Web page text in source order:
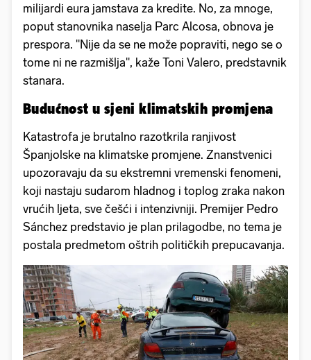
milijardi eura jamstava za kredite. No, za mnoge,
poput stanovnika naselja Parc Alcosa, obnova je
prespora. "Nije da se ne može popraviti, nego se o
tome ni ne razmišlja", kaže Toni Valero, predstavnik
stanara.
Budućnost u sjeni klimatskih promjena
Katastrofa je brutalno razotkrila ranjivost
Španjolske na klimatske promjene. Znanstvenici
upozoravaju da su ekstremni vremenski fenomeni,
koji nastaju sudarom hladnog i toplog zraka nakon
vrućih ljeta, sve češći i intenzivniji. Premijer Pedro
Sánchez predstavio je plan prilagodbe, no tema je
postala predmetom oštrih političkih prepucavanja.